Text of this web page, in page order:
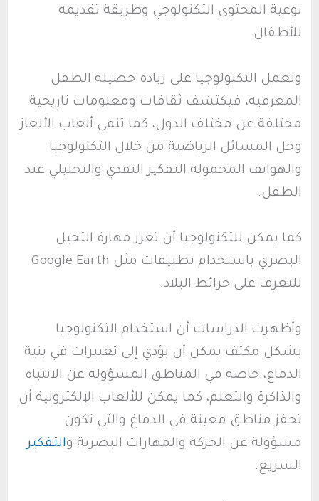
نوعية المحتوى التكنولوجي وطريقة تقديمه
للأطفال.
وتعمل التكنولوجيا على زيادة حصيلة الطفل
المعرفية، فيكتشف ثقافات ومعلومات تاريخية
مختلفة عن مختلف الدول، كما تنمي ألعاب الألغاز
وحل المسائل الرياضية من خلال التكنولوجيا
والهواتف المحمولة التفكير النقدي والتحليلي عند
الطفل.
كما يمكن للتكنولوجيا أن تعزز مهارة التخيل
البصري باستخدام تطبيقات مثل Google Earth
للتعرف على خرائط البلاد.
وأظهرت الدراسات أن استخدام التكنولوجيا
بشكل مكثف يمكن أن يؤدي إلى تغييرات في بنية
الدماغ، خاصة في المناطق المسؤولة عن الانتباه
والذاكرة والتعلم، كما يمكن للألعاب الإلكترونية أن
تحفز مناطق معينة في الدماغ والتي تكون
مسؤولة عن الحركة والمهارات البصرية والتفكير
السريع.